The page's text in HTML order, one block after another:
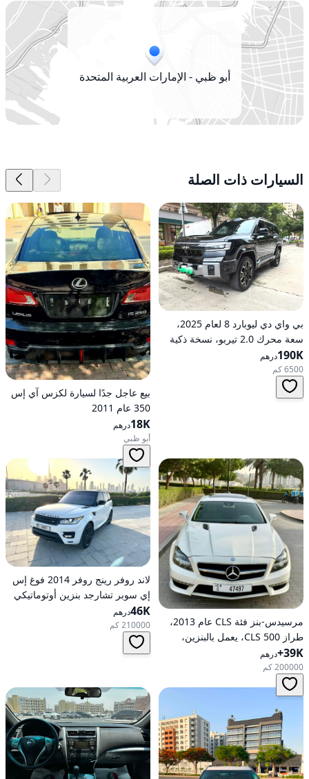
أبو ظبي - الإمارات العربية المتحدة
السيارات ذات الصلة
بي واي دي ليوبارد 8 لعام 2025،
سعة محرك 2.0 تيربو، نسخة ذكية
رائدة هجينة ذات دفع كلي على
العجلات
190Kدرهم
6500 كم
بيع عاجل جدًا لسيارة لكزس آي إس
350 عام 2011
18Kدرهم
أبو ظبي
مرسيدس-بنز فئة CLS عام 2013،
طراز CLS 500، يعمل بالبنزين،
أوتوماتيكي، دفع خلفي
39K+ درهم
200000 كم
لاند روفر رينج روفر 2014 فوغ إس
إي سوبر تشارجد بنزين أوتوماتيكي
بدفع كلي للعجلات
46Kدرهم
210000 كم